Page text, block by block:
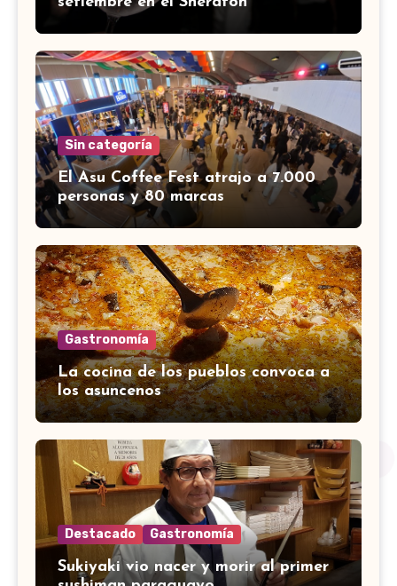
Sin categoría
El Asu Coffee Fest atrajo a 7.000
personas y 80 marcas
Gastronomía
La cocina de los pueblos convoca a
los asuncenos
Destacado Gastronomía
Sukiyaki vio nacer y morir al primer